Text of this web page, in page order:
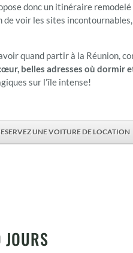
donc un itinéraire
de voir les sites
quand partir à la Réunion,
belles adresses où dormir
sur l’île intense!
UNE VOITURE DE LOCATION